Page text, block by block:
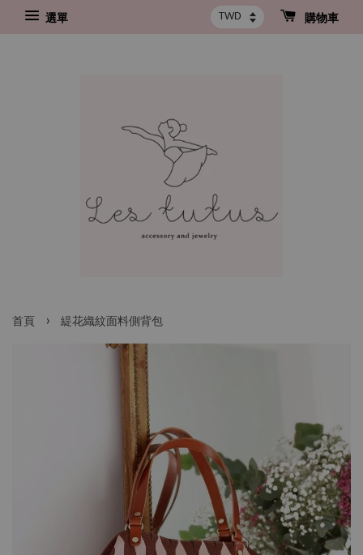
選單 購物車
首頁 › 緹花織紋面料側背包